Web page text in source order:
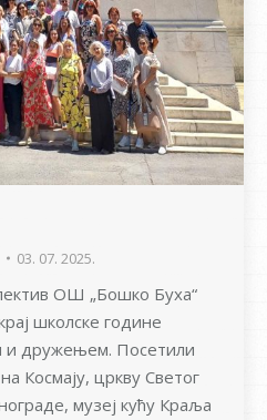
03. 07. 2025.
ОШ „Бошко Буха“
школске године
и дружењем. Посетили
Космају, цркву Светог
музеј кућу Краља